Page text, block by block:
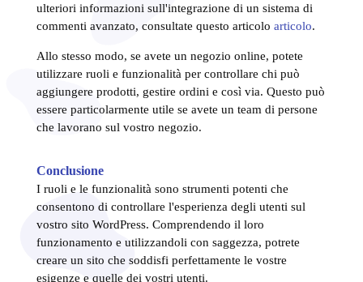
ulteriori informazioni sull'integrazione di un sistema di
commenti avanzato, consultate questo articolo articolo.
Allo stesso modo, se avete un negozio online, potete
utilizzare ruoli e funzionalità per controllare chi può
aggiungere prodotti, gestire ordini e così via. Questo può
essere particolarmente utile se avete un team di persone
che lavorano sul vostro negozio.
Conclusione
I ruoli e le funzionalità sono strumenti potenti che
consentono di controllare l'esperienza degli utenti sul
vostro sito WordPress. Comprendendo il loro
funzionamento e utilizzandoli con saggezza, potrete
creare un sito che soddisfi perfettamente le vostre
esigenze e quelle dei vostri utenti.